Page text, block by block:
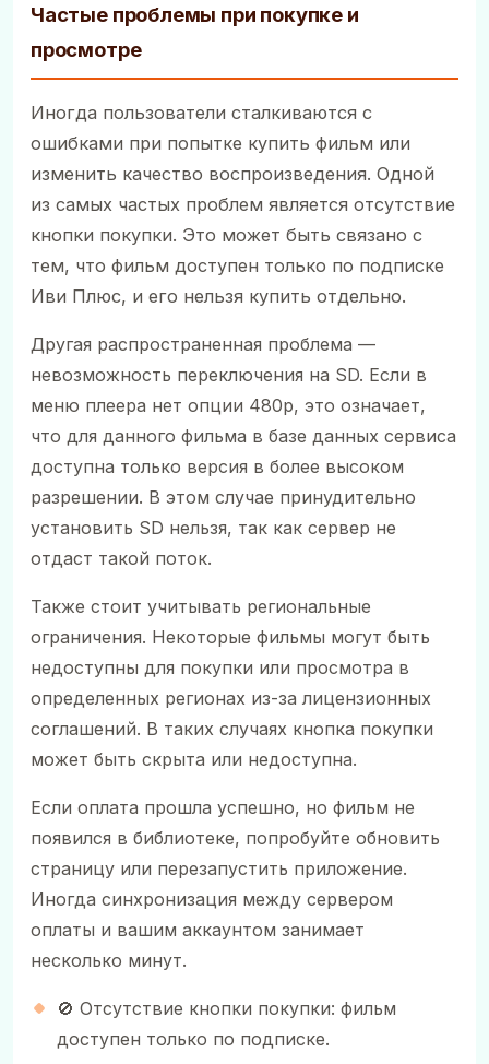
Частые проблемы при покупке и
просмотре
Иногда пользователи сталкиваются с
ошибками при попытке купить фильм или
изменить качество воспроизведения. Одной
из самых частых проблем является отсутствие
кнопки покупки. Это может быть связано с
тем, что фильм доступен только по подписке
Иви Плюс, и его нельзя купить отдельно.
Другая распространенная проблема —
невозможность переключения на SD. Если в
меню плеера нет опции 480p, это означает,
что для данного фильма в базе данных сервиса
доступна только версия в более высоком
разрешении. В этом случае принудительно
установить SD нельзя, так как сервер не
отдаст такой поток.
Также стоит учитывать региональные
ограничения. Некоторые фильмы могут быть
недоступны для покупки или просмотра в
определенных регионах из-за лицензионных
соглашений. В таких случаях кнопка покупки
может быть скрыта или недоступна.
Если оплата прошла успешно, но фильм не
появился в библиотеке, попробуйте обновить
страницу или перезапустить приложение.
Иногда синхронизация между сервером
оплаты и вашим аккаунтом занимает
несколько минут.
🚫 Отсутствие кнопки покупки: фильм
доступен только по подписке.